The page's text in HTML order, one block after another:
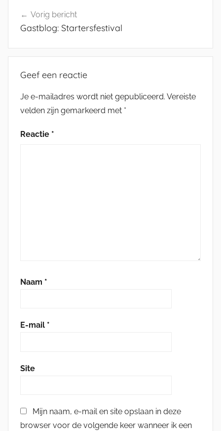
navigatie
Vorig bericht
Gastblog: Startersfestival
Geef een reactie
Je e-mailadres wordt niet gepubliceerd. Vereiste
velden zijn gemarkeerd met *
Reactie *
Naam *
E-mail *
Site
Mijn naam, e-mail en site opslaan in deze
browser voor de volgende keer wanneer ik een